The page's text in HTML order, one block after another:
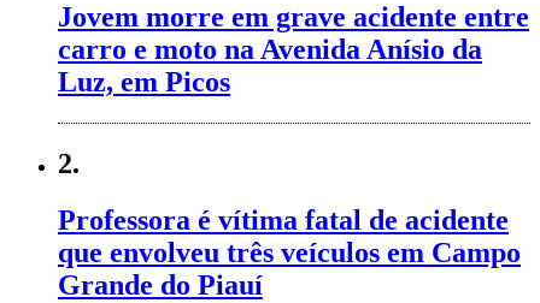
Jovem morre em grave acidente entre
carro e moto na Avenida Anísio da
Luz, em Picos
2.
Professora é vítima fatal de acidente
que envolveu três veículos em Campo
Grande do Piauí